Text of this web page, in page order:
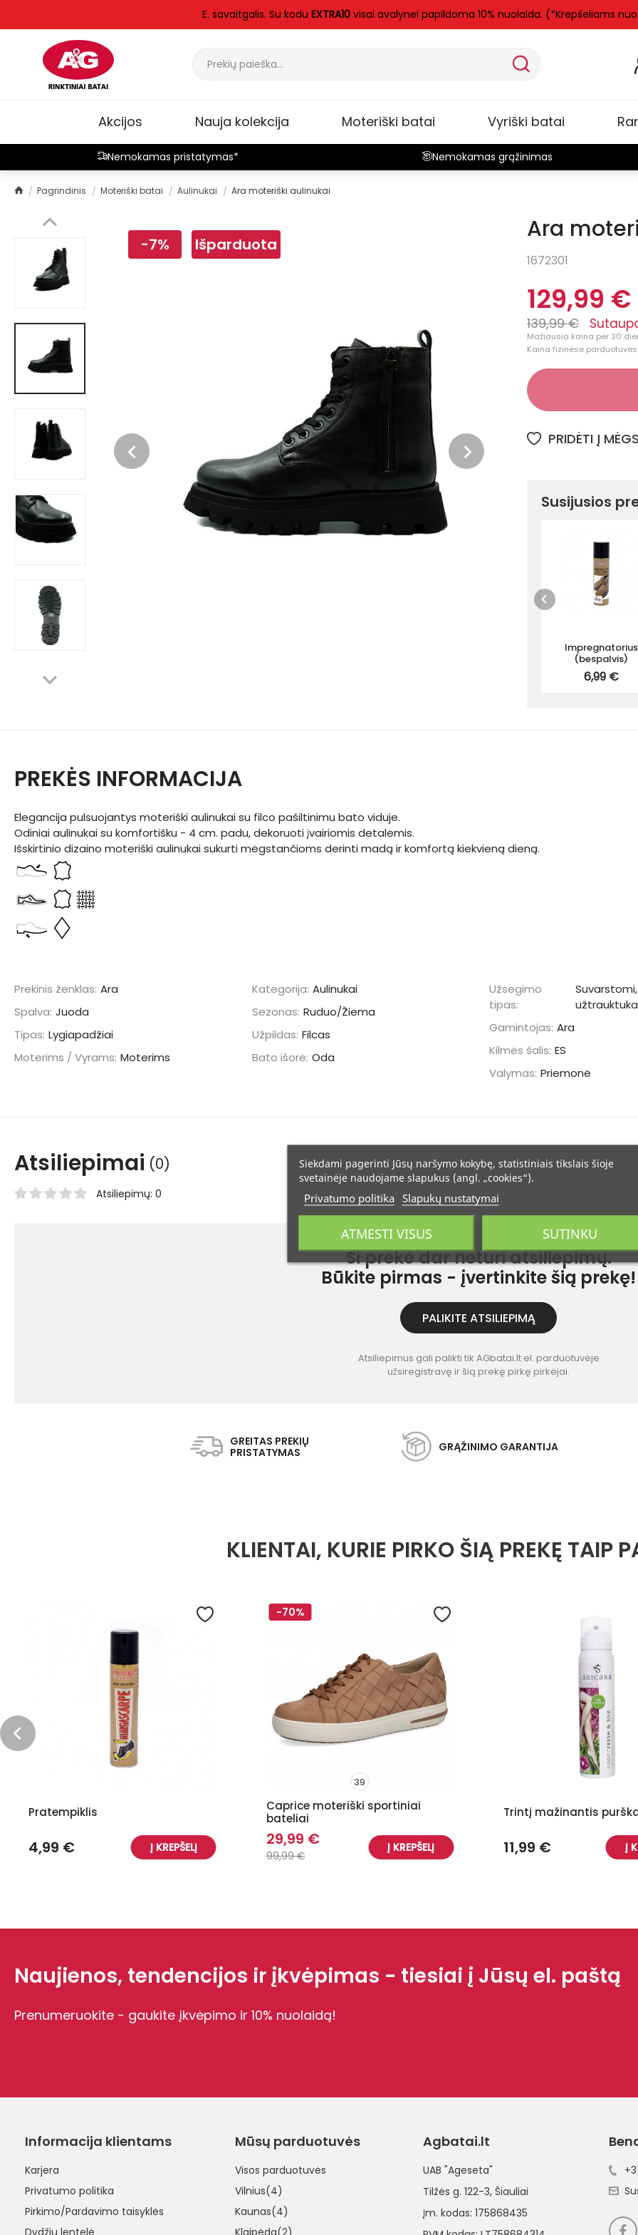
E. savaitgalis. Su koduEXTRA10 visai avalynei papildoma 10% nuolaida. (*Krepšeliams nuo
Akcijos Nauja kolekcija Moteriški batai Vyriški batai
Nemokamas pristatymas* Nemokamas grąžinimas
Pagrindinis Moteriški batai Aulinukai Ara moteriški aulinukai
-7% Išparduota
Ara
1672301
129,99 €
139,99 €
Mažiausia kaina per 30
Kaina fizinėse
PRIDĖTI Į
Susijusios
Impregnatorius
(bespalvis)
6,99 €
PREKĖS INFORMACIJA
Elegancija pulsuojantys moteriški aulinukai su filco pašiltinimu bato viduje.
Odiniai aulinukai su komfortišku - 4 cm. padu, dekoruoti įvairiomis detalėmis.
Išskirtinio dizaino moteriški aulinukai sukurti mėgstančioms derinti madą ir komfortą kiekvieną dieną.
Prekinis ženklas: Ara
Spalva: Juoda
Tipas: Lygiapadžiai
Moterims / Vyrams: Moterims
Kategorija: Aulinukai
Sezonas: Ruduo/Žiema
Užpildas: Filcas
Bato išorė: Oda
Užsegimo
tipas:
Suvarstomi,
Gamintojas: Ara
Kilmės šalis: ES
Valymas: Priemonė
Atsiliepimai (0)
Atsiliepimų: 0
Ši prekė dar neturi atsiliepimų.
Būkite pirmas - įvertinkite šią prekę!
PALIKITE ATSILIEPIMĄ
Atsiliepimus gali palikti tik AGbatai.lt el. parduotuvėje
užsiregistravę ir šią prekę pirkę pirkėjai.
GREITAS PREKIŲ
PRISTATYMAS
GRĄŽINIMO GARANTIJA
KLIENTAI, KURIE PIRKO ŠIĄ PREKĘ TAIP
Pratempiklis
4,99 € Į KREPŠELĮ
-70%
39
Caprice moteriški sportiniai
bateliai
29,99 €
99,99 €
Į KREPŠELĮ
Trintį mažinantis
11,99 € Į
Naujienos, tendencijos ir įkvėpimas - tiesiai į Jūsų el. paštą
Prenumeruokite - gaukite įkvėpimo ir 10% nuolaidą!
Informacija klientams
Karjera
Privatumo politika
Pirkimo/Pardavimo taisyklės
Dydžių lentelė
Mūsų parduotuvės
Visos parduotuvės
Vilnius(4)
Kaunas(4)
Klaipėda(2)
Agbatai.lt
UAB "Ageseta"
Tilžės g. 122-3, Šiauliai
Įm. kodas: 175868435
Siekdami pagerinti Jūsų naršymo kokybę, statistiniais tikslais šioje
svetainėje naudojame slapukus (angl. „cookies“).
Privatumo politika Slapukų nustatymai
ATMESTI VISUS SUTINKU